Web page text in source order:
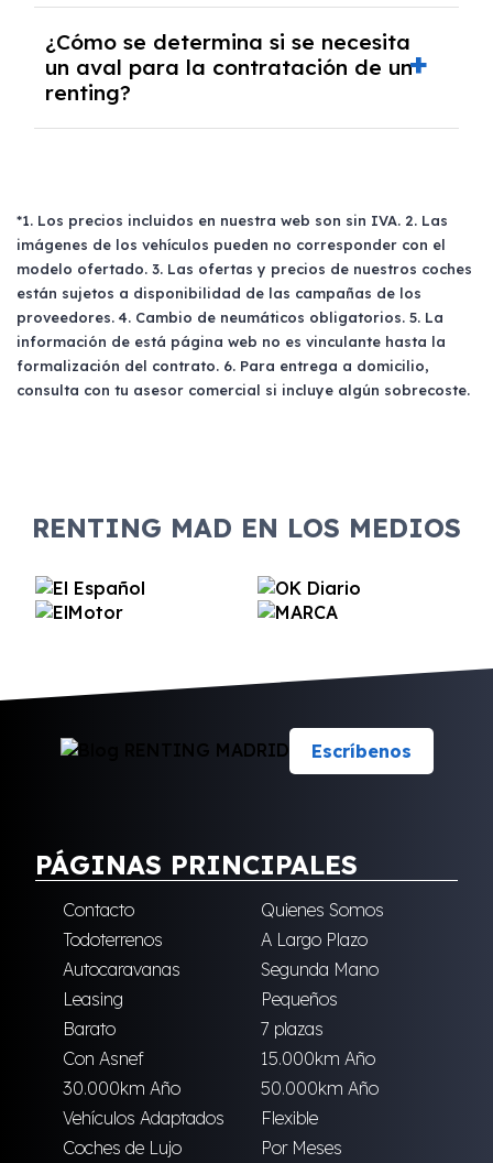
económico resultará el precio por kilómetro.
Si se superan los kilómetros acordados, se
deberá abonar la diferencia; en caso
contrario, se reembolsará la parte
Un renting ofrece múltiples beneficiospara un
autónomo en Ciudad. Permite deducir el 100%
del gasto e IVA del vehículo si está afecto a
posibilidad de circular por carriles BUS-VAO y
obtener descuentos en peajes para vehículos
con etiqueta Cero Emisiones.
¿Cómo se determina si se necesita
un aval para la contratación de un
renting?
estudio de viabilidad económica del cliente.
Factores como la antigüedad en la actividad,
la solvencia económica y la pertenencia a
listados de morosidad pueden influir en esta
evaluación. En algunos casos, se puede
solicitar un aval para garantizar la viabilidad
del contrato.
*1. Los precios incluidos en nuestra web son sin IVA. 2. Las
imágenes de los vehículos pueden no corresponder con el
modelo ofertado. 3. Las ofertas y precios de nuestros coches
están sujetos a disponibilidad de las campañas de los
proveedores. 4. Cambio de neumáticos obligatorios. 5. La
información de está página web no es vinculante hasta la
formalización del contrato. 6. Para entrega a domicilio,
consulta con tu asesor comercial si incluye algún sobrecoste.
RENTING MAD EN LOS MEDIOS
Escríbenos
PÁGINAS PRINCIPALES
Contacto
Quienes Somos
Todoterrenos
A Largo Plazo
Autocaravanas
Segunda Mano
Leasing
Pequeños
Barato
7 plazas
Con Asnef
15.000km Año
30.000km Año
50.000km Año
Vehículos Adaptados
Flexible
Coches de Lujo
Por Meses